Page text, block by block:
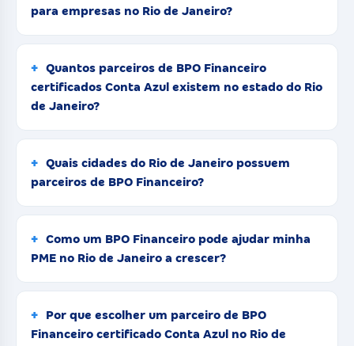
para empresas no Rio de Janeiro?
Quantos parceiros de BPO Financeiro
certificados Conta Azul existem no estado do Rio
de Janeiro?
Quais cidades do Rio de Janeiro possuem
parceiros de BPO Financeiro?
Como um BPO Financeiro pode ajudar minha
PME no Rio de Janeiro a crescer?
Por que escolher um parceiro de BPO
Financeiro certificado Conta Azul no Rio de